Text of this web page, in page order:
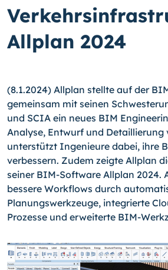
Allplan 2024
(8.1.2024) Allplan stellte auf der
gemeinsam mit seinen
und SCIA ein neues BIM
Analyse, Entwurf und Detaillierung
unterstützt Ingenieure dabei, ihre
verbessern. Zudem zeigte Allplan
seiner BIM-Software Allplan 2024.
bessere Workflows durch
Planungswerkzeuge, integrierte
Prozesse und erweiterte BIM-